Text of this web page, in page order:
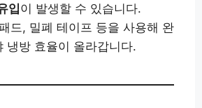
입이 발생할 수 있습니다.
드, 밀폐 테이프 등을 사용해 완
냉방 효율이 올라갑니다.